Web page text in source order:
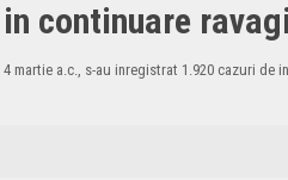
continuare
4 martie a.c., s-au inregistrat 1.920 cazuri